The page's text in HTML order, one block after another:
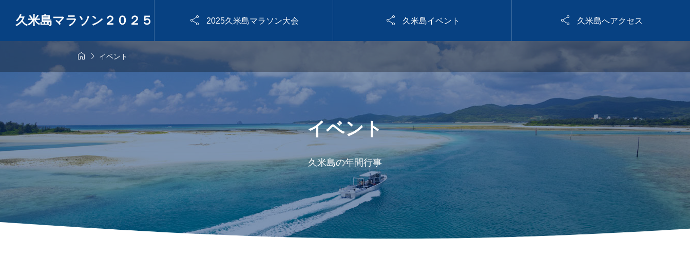
久米島マラソン２０２５  2025久米島マラソン大会  久米島イベント  久米島へアクセス
  イベント
イベント
久米島の年間行事